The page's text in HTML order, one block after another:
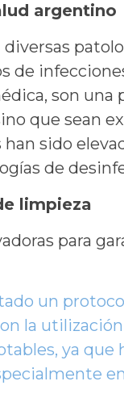
argentino
de
son una
que sean
sido
de
limpieza
para
un
la utilización
ya que